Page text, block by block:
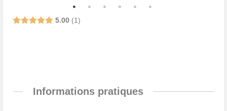
5.00 1
Informations pratiques